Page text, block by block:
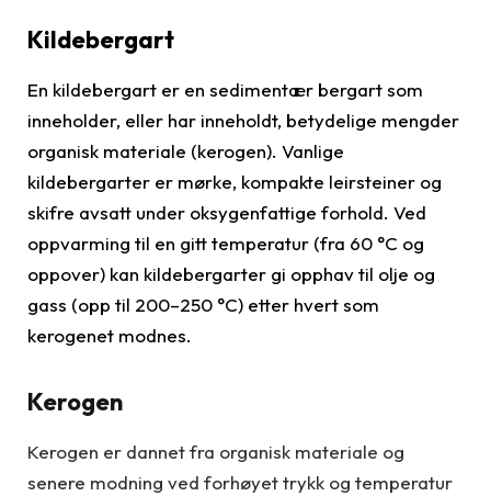
Kildebergart
En kildebergart er en sedimentær bergart som
inneholder, eller har inneholdt, betydelige mengder
organisk materiale (kerogen). Vanlige
kildebergarter er mørke, kompakte leirsteiner og
skifre avsatt under oksygenfattige forhold. Ved
oppvarming til en gitt temperatur (fra 60 °C og
oppover) kan kildebergarter gi opphav til olje og
gass (opp til 200–250 °C) etter hvert som
kerogenet modnes.
Kerogen
Kerogen er dannet fra organisk materiale og
senere modning ved forhøyet trykk og temperatur